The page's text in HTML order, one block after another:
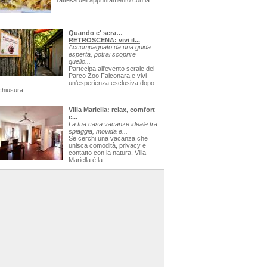
Quando e' sera…
RETROSCENA: vivi il...
Accompagnato da una guida
esperta, potrai scoprire
quello...
Partecipa all'evento serale del
Parco Zoo Falconara e vivi
un'esperienza esclusiva dopo
Villa Mariella: relax, comfort
e...
La tua casa vacanze ideale tra
spiaggia, movida e...
Se cerchi una vacanza che
unisca comodità, privacy e
contatto con la natura, Villa
Mariella è la...